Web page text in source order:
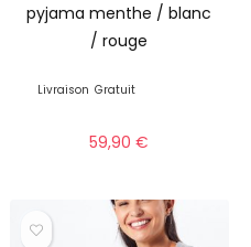
pyjama menthe / blanc
/ rouge
Livraison Gratuit
59,90€